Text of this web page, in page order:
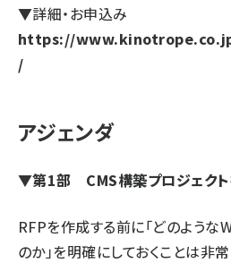
▼詳細・お申込み
https://
/
アジェンダ
▼第1部 CMS構築プロジェクト
RFPを作成する前に「どのような
のか」を明確にしておくことは非